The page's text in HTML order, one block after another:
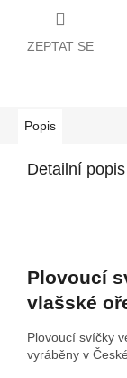
ZEPTAT SE
Popis
Detailní
Plovoucí
vlašské
Plovoucí svíčky
vyráběny v